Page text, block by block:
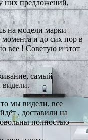
них предложений,
на модели марки
момента и до сих пор в
все ! Советую и этот
самый
видели.
мы видели, все
, доставили на
полностью